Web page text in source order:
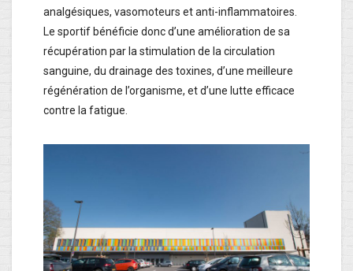
analgésiques, vasomoteurs et anti-inflammatoires.
Le sportif bénéficie donc d’une amélioration de sa
récupération par la stimulation de la circulation
sanguine, du drainage des toxines, d’une meilleure
régénération de l’organisme, et d’une lutte efficace
contre la fatigue.